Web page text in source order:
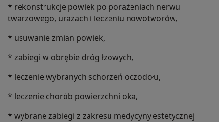
* rekonstrukcje powiek po porażeniach nerwu
twarzowego, urazach i leczeniu nowotworów,
* usuwanie zmian powiek,
* zabiegi w obrębie dróg łzowych,
* leczenie wybranych schorzeń oczodołu,
* leczenie chorób powierzchni oka,
* ⁠wybrane zabiegi z zakresu medycyny estetycznej